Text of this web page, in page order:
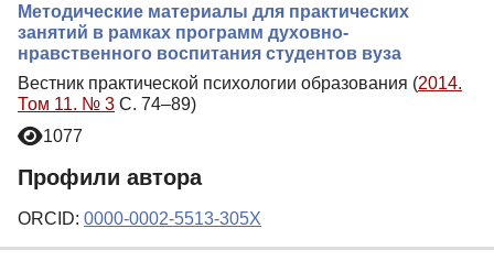
Методические материалы для практических
занятий в рамках программ духовно-
нравственного воспитания студентов вуза
Вестник практической психологии образования (2014.
Том 11. № 3 С. 74–89)
1077
Профили автора
ORCID: 0000-0002-5513-305X